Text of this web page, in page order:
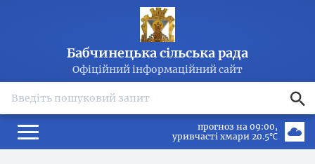
Бабчинецька сільська рада
Офіційний інформаційний сайт
прогноз на 09:00
уривчасті хмари 20.5℃